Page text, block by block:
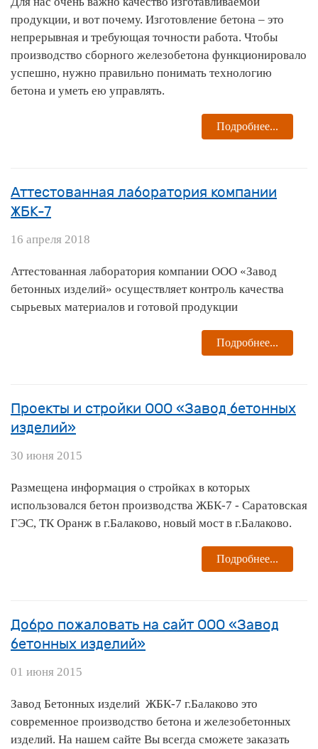
продукции, и вот почему. Изготовление бетона – это
непрерывная и требующая точности работа. Чтобы
производство сборного железобетона функционировало
успешно, нужно правильно понимать технологию
бетона и уметь ею управлять.
Подробнее...
Аттестованная лаборатория компании
ЖБК-7
16 апреля 2018
Аттестованная лаборатория компании ООО «Завод
бетонных изделий» осуществляет контроль качества
сырьевых материалов и готовой продукции
Подробнее...
Проекты и стройки ООО «Завод бетонных
изделий»
30 июня 2015
Размещена информация о стройках в которых
использовался бетон производства ЖБК-7 - Саратовская
ГЭС, ТК Оранж в г.Балаково, новый мост в г.Балаково.
Подробнее...
Добро пожаловать на сайт ООО «Завод
бетонных изделий»
01 июня 2015
Завод Бетонных изделий ЖБК-7 г.Балаково это
современное производство бетона и железобетонных
изделий. На нашем сайте Вы всегда сможете заказать